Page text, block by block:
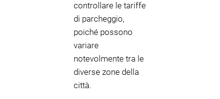
controllare le tariffe
di parcheggio,
poiché possono
variare
notevolmente tra le
diverse zone della
città.